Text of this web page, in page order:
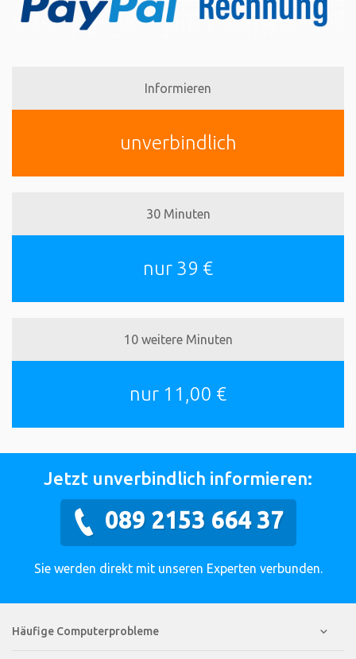
Informieren
unverbindlich
30 Minuten
nur 39 €
10 weitere Minuten
nur 11,00 €
Jetzt unverbindlich informieren:
089 2153 664 37
Sie werden direkt mit unseren Experten verbunden.
Häufige Computerprobleme